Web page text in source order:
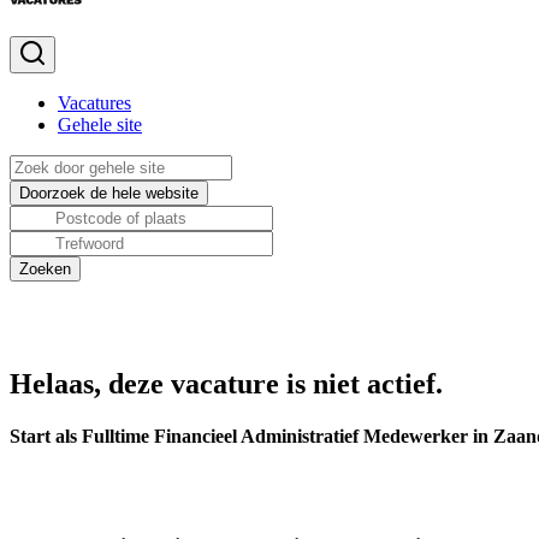
Vacatures
Gehele site
Helaas, deze vacature is niet actief.
Start als Fulltime Financieel Administratief Medewerker in